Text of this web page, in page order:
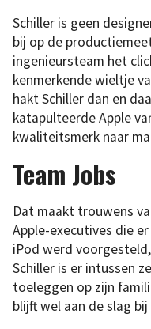
Schiller is geen
bij op de
ingenieursteam het
kenmerkende wieltje
hakt Schiller dan en
katapulteerde Apple
kwaliteitsmerk naar
Team Jobs
Dat maakt trouwens
Apple-executives die
iPod werd
Schiller is er intussen
toeleggen op zijn
blijft wel aan de slag bij